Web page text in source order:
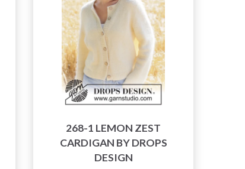
268-1 LEMON ZEST
CARDIGAN BY DROPS
DESIGN